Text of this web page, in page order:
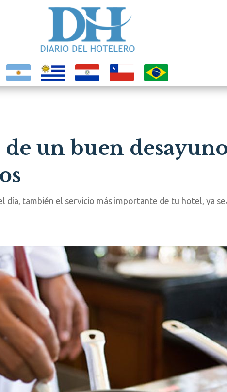
un buen
día, también el servicio más importante de tu hotel, ya